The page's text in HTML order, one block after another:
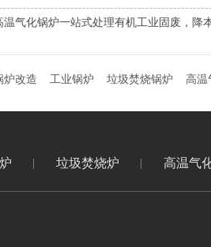
温气化锅炉一站式处理有机工业固废，降
炉改造 工业锅炉 垃圾焚烧锅炉 高温
垃圾焚烧炉 高温气